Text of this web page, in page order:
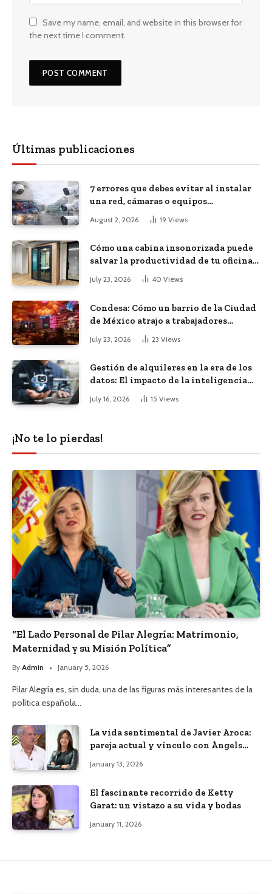
Save my name, email, and website in this browser for
the next time I comment.
Últimas publicaciones
7 errores que debes evitar al instalar
una red, cámaras o equipos
tecnológicos en una empresa
August 2, 2026 19 Views
Cómo una cabina insonorizada puede
salvar la productividad de tu oficina
July 23, 2026 40 Views
Condesa: Cómo un barrio de la Ciudad
de México atrajo a trabajadores
remotos de todo el mundo
July 23, 2026 23 Views
Gestión de alquileres en la era de los
datos: El impacto de la inteligencia
July 16, 2026 15 Views
¡No te lo pierdas!
“El Lado Personal de Pilar Alegría: Matrimonio,
Maternidad y su Misión Política”
By Admin January 5, 2026
Pilar Alegría es, sin duda, una de las figuras más interesantes de la
política española…
La vida sentimental de Javier Aroca:
pareja actual y vínculo con Àngels
January 13, 2026
El fascinante recorrido de Ketty
Garat: un vistazo a su vida y bodas
January 11, 2026